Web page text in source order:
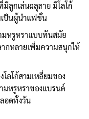
ลูกเล่นฉลุลาย มีโลโก้
เป็นผู้นำแฟชั่น
มหรูหราแบบทันสมัย
กหลายเพิ่มความสนุกให้
โลโก้สามเหลี่ยมของ
มหรูหราของแบรนด์
อดทั้งวัน